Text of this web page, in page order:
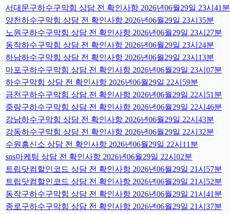
서대문구하수구막힘 상담 전 확인사항 2026년06월29일 23시41분
양천하수구막힘 상담 전 확인사항 2026년06월29일 23시35분
노원구하수구막힘 상담 전 확인사항 2026년06월29일 23시27분
동작하수구막힘 상담 전 확인사항 2026년06월29일 23시24분
하남하수구막힘 상담 전 확인사항 2026년06월29일 23시13분
마포구하수구막힘 상담 전 확인사항 2026년06월29일 23시07분
하수구막힘 상담 전 확인사항 2026년06월29일 22시59분
금천구하수구막힘 상담 전 확인사항 2026년06월29일 22시51분
중랑구하수구막힘 상담 전 확인사항 2026년06월29일 22시46분
강남하수구막힘 상담 전 확인사항 2026년06월29일 22시43분
강동하수구막힘 상담 전 확인사항 2026년06월29일 22시32분
수원흥신소 상담 전 확인사항 2026년06월29일 22시11분
sns마케팅 상담 전 확인사항 2026년06월29일 22시02분
트립닷컴할인코드 상담 전 확인사항 2026년06월29일 21시57분
트립닷컴할인코드 상담 전 확인사항 2026년06월29일 21시52분
동작구하수구막힘 상담 전 확인사항 2026년06월29일 21시41분
종로구하수구막힘 상담 전 확인사항 2026년06월29일 21시37분